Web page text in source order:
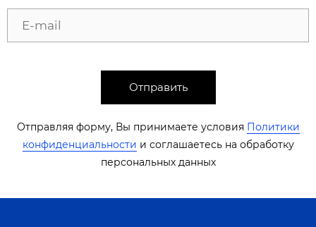
Отправить
Отправляя форму, Вы принимаете условия Политики
конфиденциальности ​​​ и соглашаетесь на обработку
персональных данных​​